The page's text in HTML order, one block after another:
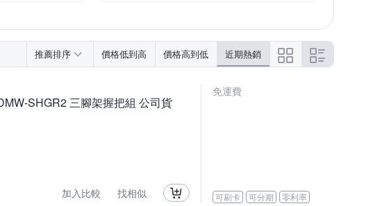
推薦排序 價格低到高 價格高到低 近期熱銷
SHGR2 三腳架握把組 公司貨
加入比較 找相似
免運費
可刷卡 可分期 零利率